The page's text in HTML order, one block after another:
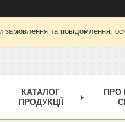
та повідомлення,
КАТАЛОГ
ПРОДУКЦІЇ
ПРО